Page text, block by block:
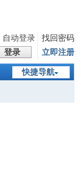
自动登录
找回密码
登录 立即注册
快捷导航